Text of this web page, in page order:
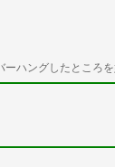
ハングしたところを